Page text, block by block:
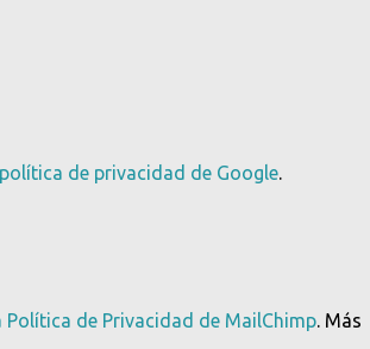
de privacidad de Google.
Política de Privacidad de MailChimp. Más